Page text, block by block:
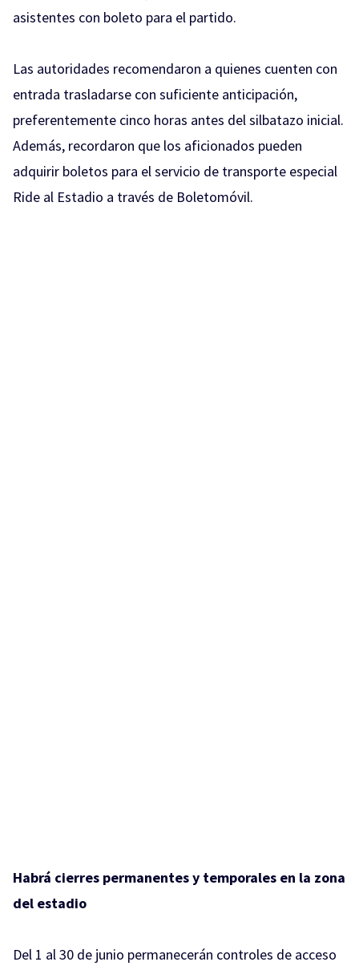
asistentes con boleto para el partido.
Las autoridades recomendaron a quienes cuenten con
entrada trasladarse con suficiente anticipación,
preferentemente cinco horas antes del silbatazo inicial.
Además, recordaron que los aficionados pueden
adquirir boletos para el servicio de transporte especial
Ride al Estadio a través de Boletomóvil.
Habrá cierres permanentes y temporales en la zona
del estadio
Del 1 al 30 de junio permanecerán controles de acceso